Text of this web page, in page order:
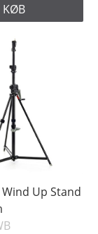
KØB
Up Stand